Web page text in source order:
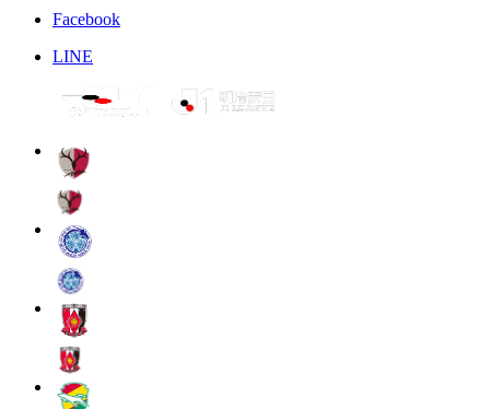
Facebook
LINE